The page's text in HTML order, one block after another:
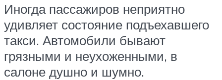
Иногда пассажиров неприятно
удивляет состояние подъехавшего
такси. Автомобили бывают
грязными и неухоженными, в
салоне душно и шумно.